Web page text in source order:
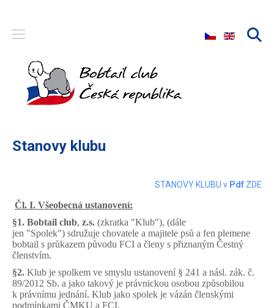
Zvolte jazyk
Stanovy klubu
STANOVY KLUBU v Pdf ZDE
Čl. I. Všeobecná ustanovení:
§1. Bobtail club, z.s. (zkratka "Klub"), (dále
jen "Spolek") sdružuje chovatele a majitele psů a fen plemene
bobtail s průkazem původu FCI a členy s přiznaným Čestný
členstvím.
§2. Klub je spolkem ve smyslu ustanovení § 241 a násl. zák. č.
89/2012 Sb. a jako takový je právnickou osobou způsobilou
k právnímu jednání. Klub jako spolek je vázán členskými
podmínkami ČMKU a FCI.